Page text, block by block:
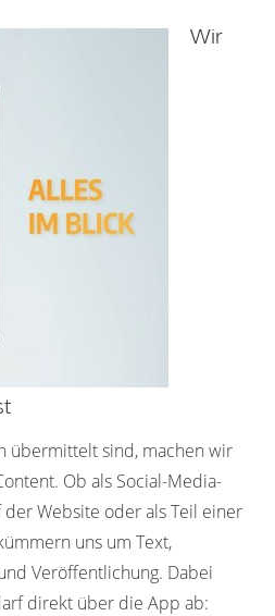
Wir
übermittelt sind, machen wir
Ob als Social-Media-
der Website oder als Teil einer
uns um Text,
Veröffentlichung. Dabei
direkt über die App ab: